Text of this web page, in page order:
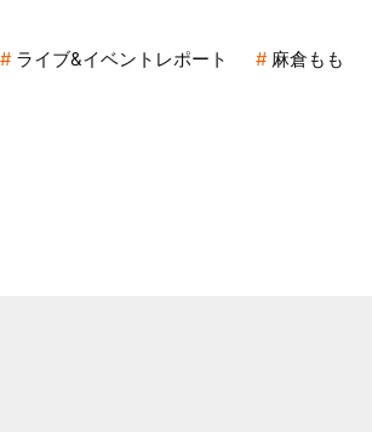
ライブ&イベントレポート 麻倉もも